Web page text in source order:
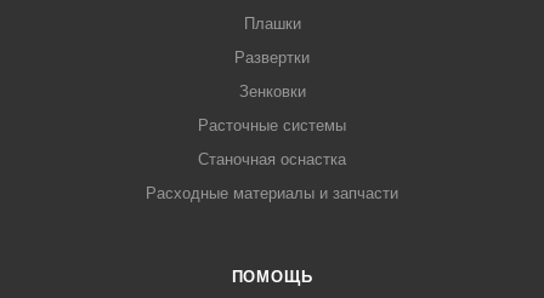
Плашки
Развертки
Зенковки
Расточные системы
Станочная оснастка
Расходные материалы и запчасти
ПОМОЩЬ